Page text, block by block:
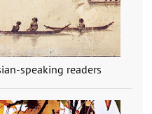
speaking readers